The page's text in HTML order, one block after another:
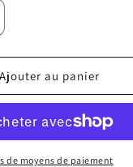
Ajouter au panier
de moyens de paiement